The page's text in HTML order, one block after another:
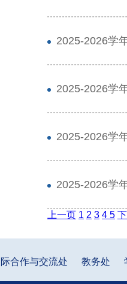
2025-2026学
2025-2026学
2025-2026学
2025-2026学
上一页 1 2 3 4 5
合作与交流处 教务处